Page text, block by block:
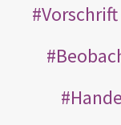
Vorschrift